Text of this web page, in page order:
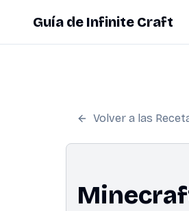
Guía de Infinite Craft
Volver a las